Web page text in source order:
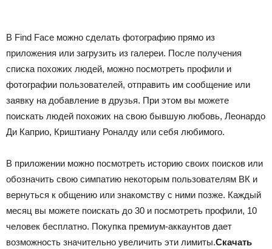
В Find Face можно сделать фотографию прямо из
приложения или загрузить из галереи. После получения
списка похожих людей, можно посмотреть профили и
фотографии пользователей, отправить им сообщение или
заявку на добавление в друзья. При этом вы можете
поискать людей похожих на свою бывшую любовь, Леонардо
Ди Каприо, Криштиану Роналду или себя любимого.
В приложении можно посмотреть историю своих поисков или
обозначить свою симпатию некоторым пользователям ВК и
вернуться к общению или знакомству с ними позже. Каждый
месяц вы можете поискать до 30 и посмотреть профили, 10
человек бесплатно. Покупка премиум-аккаунтов дает
возможность значительно увеличить эти лимиты.Скачать